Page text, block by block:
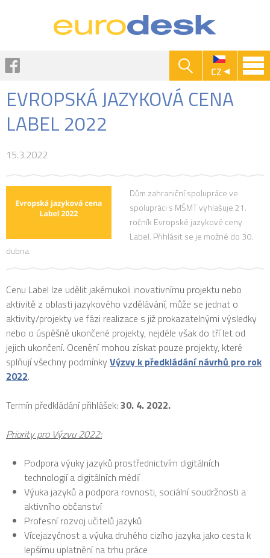
CZ
EVROPSKÁ JAZYKOVÁ CENA
LABEL 2022
15.3.2022
Dům zahraniční spolupráce ve
spolupráci s MŠMT vyhlašuje 21.
ročník Evropské jazykové ceny
Label. Přihlásit se je možné do 30.
dubna.
Cenu Label lze udělit jakémukoli inovativnímu projektu nebo
aktivitě z oblasti jazykového vzdělávání, může se jednat o
aktivity/projekty ve fázi realizace s již prokazatelnými výsledky
nebo o úspěšně ukončené projekty, nejdéle však do tří let od
jejich ukončení. Ocenění mohou získat pouze projekty, které
splňují všechny podmínky Výzvy k předkládání návrhů pro rok
2022.
Termín předkládání přihlášek: 30. 4. 2022.
Priority pro Výzvu 2022:
Podpora výuky jazyků prostřednictvím digitálních
technologií a digitálních médií
Výuka jazyků a podpora rovnosti, sociální soudržnosti a
aktivního občanství
Profesní rozvoj učitelů jazyků
Vícejazyčnost a výuka druhého cizího jazyka jako cesta k
lepšímu uplatnění na trhu práce